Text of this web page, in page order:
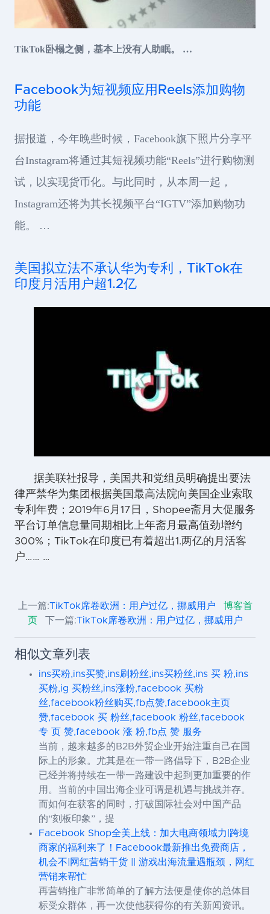
TikTok卧榻之侧，基本上没有人助眠。 …
Facebook为短视频应用Reels添加购物
功能
据报道，今年晚些时候，Facebook旗下照片分享平
台Instagram将通过其短视频功能“Reels”进行购物测
试，以实现货币化。与此同时，从本周一起，
Instagram还将为其长视频平台“IGTV”添加购物功
能。 …
美国拟立法不承认华为专利，TikTok在
印度月活用户超1.2亿
据美联社报导，美国共和党组员明确提出要法
律严禁华为集团根据美国最高法院向美国企业索取
专利年费；2019年6月17日，Shopee斋月大促服务
平台订单信息量同期相比上年斋月最高值劲增约
300%；TikTok在印度已有着超出1.两亿的月活客
户…… …
上一篇:TikTok席卷欧洲：用户过亿，挪威用户
博客首
页
下一篇:TikTok席卷欧洲：用户过亿，挪威用户
相似文章列表
ins买粉,ins买赞,ins刷粉丝,ins买粉丝,ins 买 粉,ins
买粉,ig 买粉丝,ins涨粉,facebook 买粉
丝,facebook粉丝购买,fb点赞,facebook主页
赞,facebook 买 粉丝,facebook 粉丝,facebook
专 页 赞,facebook 涨 粉,fb点 赞 服务
当前，越来越多的B2B外贸企业开始注重自己在国
际上的形象。尤其是在一带一路倡导下，B2B企业
已经并将持续在一带一路建设中起到更加重要的作
用。当前的中国出海企业可谓是机遇与挑战并存。
而如何在获客的同时，打破国际社会对中国产品
的“刻板印象”，提
Facebook Shop全美上线：加大电商领域力|跨境
商家的福利来了！Facebook最新推出免费商店，
机会不|网红营销干货 || 游戏出海流量遇瓶颈，网红
营销来帮忙
再营销推广非常简单的了解方法便是使你的总体目
标受众群体，再一次使他获得你的有关新闻资讯。